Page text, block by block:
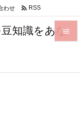
知識をあな


わせ  RSS